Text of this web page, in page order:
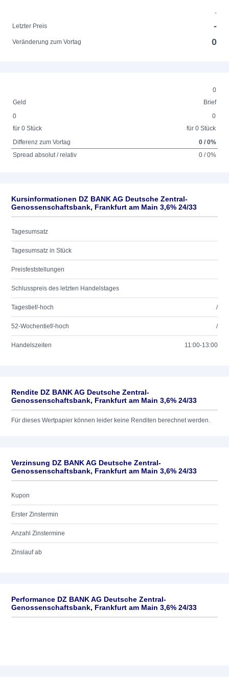
-
Letzter Preis
-
Veränderung zum Vortag 0
0
Geld
Brief
0
für 0 Stück
0
für 0 Stück
Differenz zum Vortag
0 / 0%
Spread absolut / relativ
0 / 0%
Kursinformationen DZ BANK AG Deutsche Zentral-
Genossenschaftsbank, Frankfurt am Main 3,6% 24/33
Tagesumsatz
Tagesumsatz in Stück
Preisfeststellungen
Schlusspreis des letzten Handelstages
Tagestief/-hoch /
52-Wochentief/-hoch /
Handelszeiten 11:00-13:00
Rendite DZ BANK AG Deutsche Zentral-
Genossenschaftsbank, Frankfurt am Main 3,6% 24/33
Für dieses Wertpapier können leider keine Renditen berechnet werden.
Verzinsung DZ BANK AG Deutsche Zentral-
Genossenschaftsbank, Frankfurt am Main 3,6% 24/33
Kupon
Erster Zinstermin
Anzahl Zinstermine
Zinslauf ab
Performance DZ BANK AG Deutsche Zentral-
Genossenschaftsbank, Frankfurt am Main 3,6% 24/33